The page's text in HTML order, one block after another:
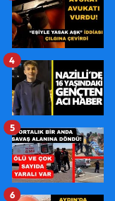
4
5
6